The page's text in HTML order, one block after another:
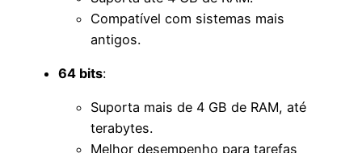
Compatível com sistemas mais
antigos.
64 bits:
Suporta mais de 4 GB de RAM, até
terabytes.
Melhor desempenho para tarefas